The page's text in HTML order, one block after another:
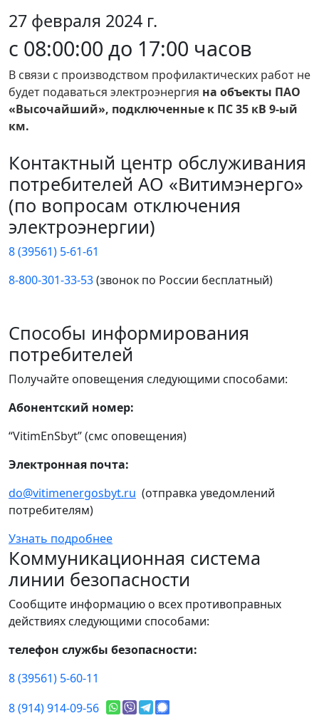
27 февраля 2024 г.
с 08:00:00 до 17:00 часов
В связи с производством профилактических работ не
будет подаваться электроэнергия на объекты ПАО
«Высочайший», подключенные к ПС 35 кВ 9-ый
км.
Контактный центр обслуживания
потребителей АО «Витимэнерго»
(по вопросам отключения
электроэнергии)
8 (39561) 5-61-61
8-800-301-33-53(звонок по России бесплатный)
Способы информирования
потребителей
Получайте оповещения следующими способами:
Абонентский номер:
“VitimEnSbyt” (смс оповещения)
Электронная почта:
do@vitimenergosbyt.ru (отправка уведомлений
потребителям)
Узнать подробнее
Коммуникационная система
линии безопасности
Сообщите информацию о всех противоправных
действиях следующими способами:
телефон службы безопасности:
8 (39561) 5-60-11
8 (914) 914-09-56